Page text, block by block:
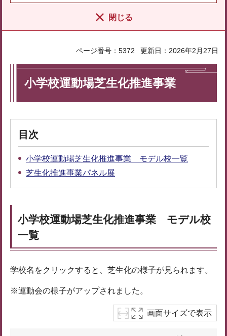
閉じる
ページ番号：5372 更新日：2026年2月27日
小学校運動場芝生化推進事業
目次
小学校運動場芝生化推進事業 モデル校一覧
芝生化推進事業パネル展
小学校運動場芝生化推進事業 モデル校
一覧
学校名をクリックすると、芝生化の様子が見られます。
※運動会の様子がアップされました。
画面サイズで表示